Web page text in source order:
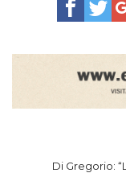
Di Gregorio: